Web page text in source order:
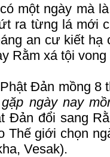
một ngày mà
ra từng lá mới
an cư kiết hạ
Rằm xá tội vong
Đản mồng 8
ngày nay
Đản đổi sang
Thế giới chọn
Vesak).